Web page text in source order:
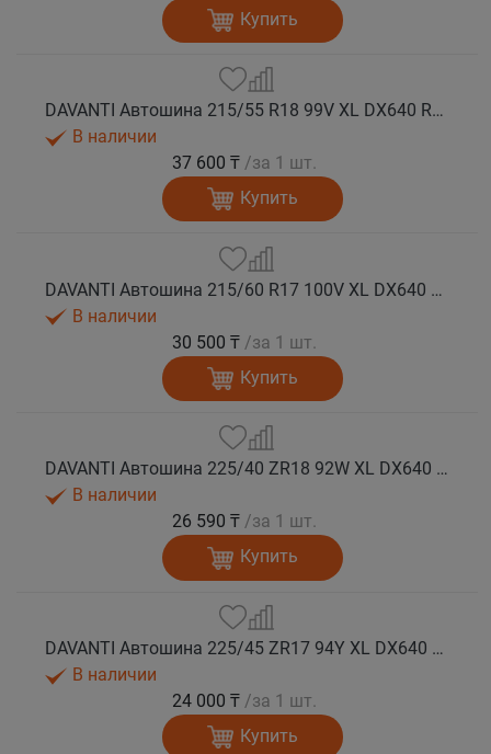
Купить
DAVANTI Автошина 215/55 R18 99V XL DX640 RPR лето (Таиланд)
В наличии
37 600 ₸ /за 1 шт.
Купить
DAVANTI Автошина 215/60 R17 100V XL DX640 лето
В наличии
30 500 ₸ /за 1 шт.
Купить
DAVANTI Автошина 225/40 ZR18 92W XL DX640 RPR лето
В наличии
26 590 ₸ /за 1 шт.
Купить
DAVANTI Автошина 225/45 ZR17 94Y XL DX640 RPR лето
В наличии
24 000 ₸ /за 1 шт.
Купить